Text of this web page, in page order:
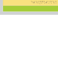
PARQUE ADERO